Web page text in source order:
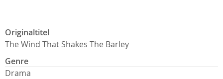
Originaltitel
The Wind That Shakes The Barley
Genre
Drama